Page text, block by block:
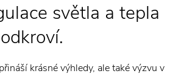
světla a tepla
krásné výhledy, ale také výzvu v